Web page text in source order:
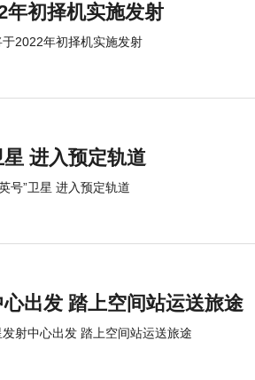
年初择机实施发射
于2022年初择机实施发射
进入预定轨道
号”卫星 进入预定轨道
出发 踏上空间站运送旅途
发射中心出发 踏上空间站运送旅途